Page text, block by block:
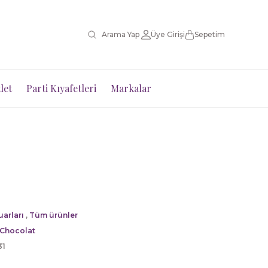
Üye Girişi Sepetim
Parti Kıyafetleri Markalar
, Tüm ürünler